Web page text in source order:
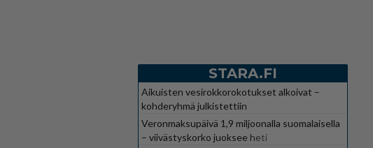
STARA.FI
Aikuisten vesirokkorokotukset alkoivat –
kohderyhmä julkistettiin
Veronmaksupäivä 1,9 miljoonalla suomalaisella
– viivästyskorko juoksee heti